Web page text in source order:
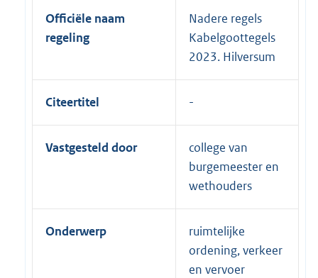
Officiële naam
regeling
Nadere regels
Kabelgoottegels
2023. Hilversum
Citeertitel
Vastgesteld door
college van
burgemeester en
wethouders
Onderwerp
ruimtelijke
ordening, verkeer
en vervoer